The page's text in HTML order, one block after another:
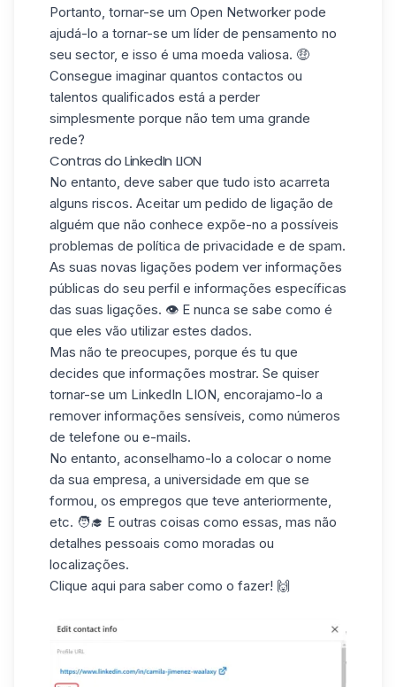
Portanto, tornar-se um Open Networker pode
ajudá-lo a tornar-se um líder de pensamento no
seu sector, e isso é uma moeda valiosa. 🤑
Consegue imaginar quantos contactos ou
talentos qualificados está a perder
simplesmente porque não tem uma grande
rede?
Contras do LinkedIn LION
No entanto, deve saber que tudo isto acarreta
alguns riscos. Aceitar um pedido de ligação de
alguém que não conhece expõe-no a possíveis
problemas de política de privacidade e de spam.
As suas novas ligações podem ver informações
públicas do seu perfil e informações específicas
das suas ligações. 👁️ E nunca se sabe como é
que eles vão utilizar estes dados.
Mas não te preocupes, porque és tu que
decides que informações mostrar. Se quiser
tornar-se um LinkedIn LION, encorajamo-lo a
remover informações sensíveis, como números
de telefone ou e-mails.
No entanto, aconselhamo-lo a colocar o nome
da sua empresa, a universidade em que se
formou, os empregos que teve anteriormente,
etc. 🧑‍🎓 E outras coisas como essas, mas não
detalhes pessoais como moradas ou
localizações.
Clique aqui para saber como o fazer! 🙌